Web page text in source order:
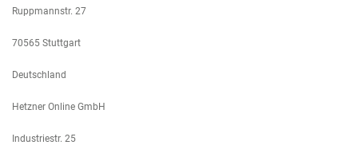
Ruppmannstr. 27
70565 Stuttgart
Deutschland
Hetzner Online GmbH
Industriestr. 25